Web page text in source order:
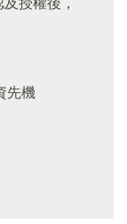
授權後，
先機